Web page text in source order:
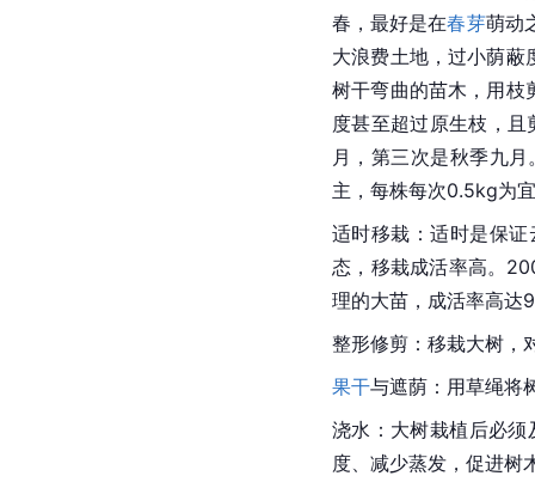
春，最好是在春芽萌动
大浪费土地，过小荫蔽
树干弯曲的苗木，用枝
度甚至超过原生枝，
月，第三次是秋季九
主，每株每次0.5kg为
适时移栽：适时是保
态，移栽成活率高。
理的大苗，成活率高达
整形修剪：移栽大树，
果干与遮荫：用草绳将
浇水：大树栽植后必
度、减少蒸发，促进树